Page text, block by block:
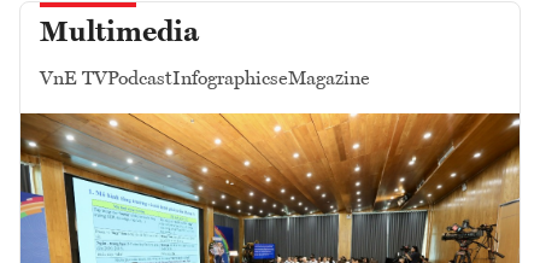
Multimedia
VnE TVPodcastInfographicseMagazine